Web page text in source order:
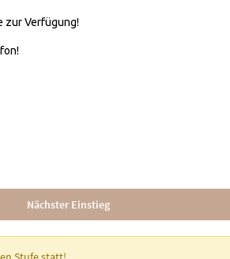
zur Verfügung!